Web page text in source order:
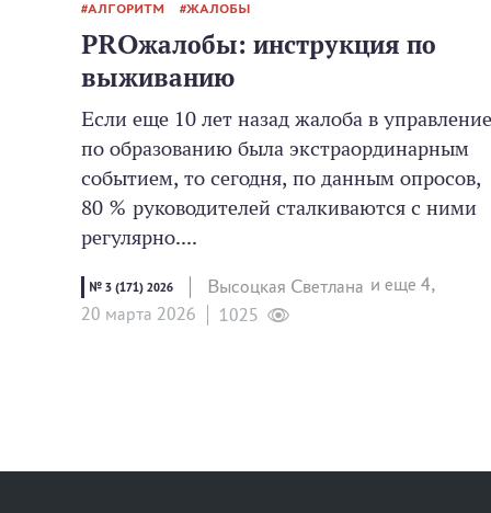
АЛГОРИТМ ЖАЛОБЫ
PROжалобы: инструкция по
выживанию
Если еще 10 лет назад жалоба в управление
по образованию была экстраординарным
событием, то сегодня, по данным опросов,
80 % руководителей сталкиваются с ними
регулярно....
№ 3 (171) 2026 Высоцкая Светлана и еще 4,
20 мартa 2026
1025